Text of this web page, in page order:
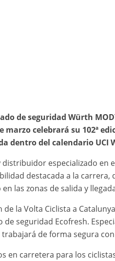
de seguridad Würth
marzo celebrará su 102ª
dentro del calendario UCI
especializado
destacada a la
las zonas de salida y
la Volta Ciclista a
de seguridad Ecofresh.
de forma segura
en carretera para los